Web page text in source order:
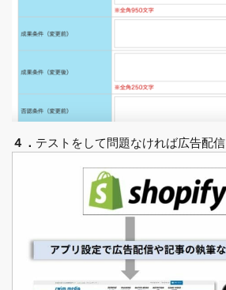
４． テストをして問題なければ広告配信